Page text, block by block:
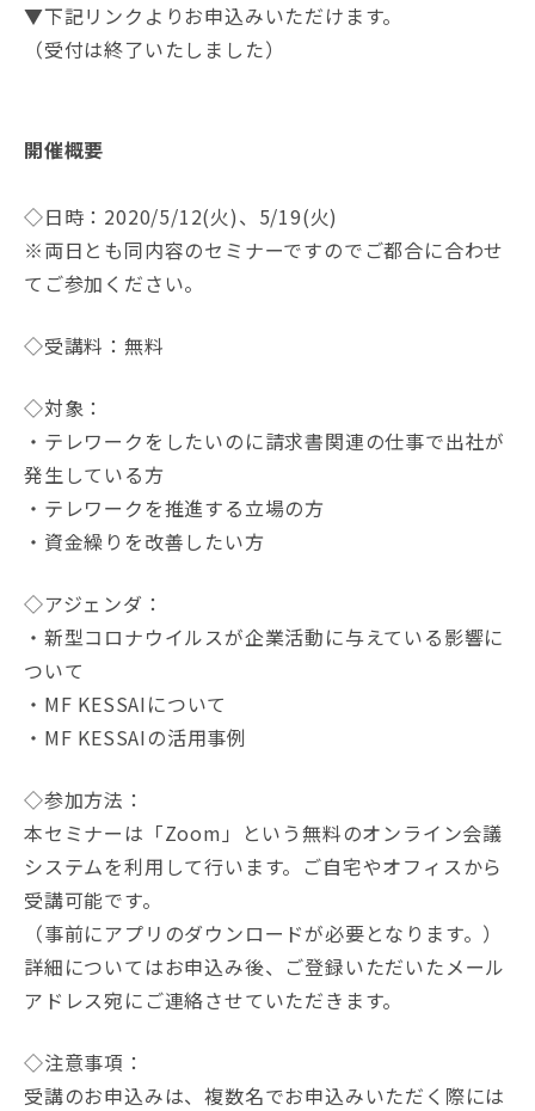
▼下記リンクよりお申込みいただけます。
（受付は終了いたしました）
開催概要
◇日時：2020/5/12(火)、5/19(火)
※両日とも同内容のセミナーですのでご都合に合わせ
てご参加ください。
◇受講料：無料
◇対象：
・テレワークをしたいのに請求書関連の仕事で出社が
発生している方
・テレワークを推進する立場の方
・資金繰りを改善したい方
◇アジェンダ：
・新型コロナウイルスが企業活動に与えている影響に
ついて
・MF KESSAIについて
・MF KESSAIの活用事例
◇参加方法：
本セミナーは「Zoom」という無料のオンライン会議
システムを利用して行います。ご自宅やオフィスから
受講可能です。
（事前にアプリのダウンロードが必要となります。）
詳細についてはお申込み後、ご登録いただいたメール
アドレス宛にご連絡させていただきます。
◇注意事項：
受講のお申込みは、複数名でお申込みいただく際には